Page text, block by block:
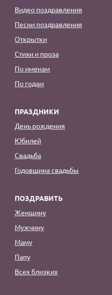
Видео поздравления
Песни поздравления
Открытки
Стихи и проза
По именам
По годам
ПРАЗДНИКИ
День рождения
Юбилей
Свадьба
Годовщина свадьбы
ПОЗДРАВИТЬ
Женщину
Мужчину
Маму
Папу
Всех близких